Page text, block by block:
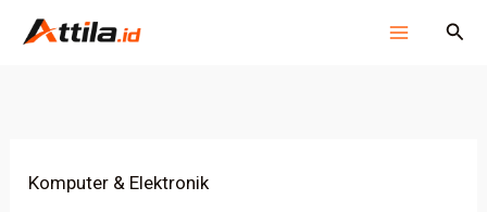
Lewati
Cari
Komputer & Elektronik